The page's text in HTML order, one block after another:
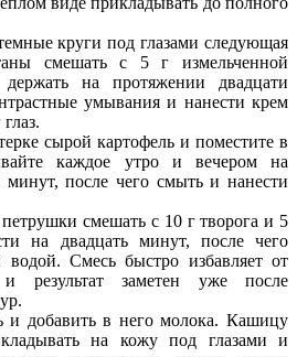
круги под глазами следующая
смешать с 5 г измельченной
на протяжении двадцати
умывания и нанести крем
сырой картофель и поместите в
каждое утро и вечером на
минут, после чего смыть и нанести
смешать с 10 г творога и 5
на двадцать минут, после чего
водой. Смесь быстро избавляет от
результат заметен уже после
и добавить в него молока. Кашицу
на кожу под глазами и